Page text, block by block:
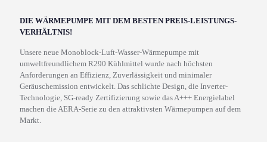
DIE WÄRMEPUMPE MIT DEM BESTEN PREIS-LEISTUNGS-
VERHÄLTNIS!
Unsere neue Monoblock-Luft-Wasser-Wärmepumpe mit
umweltfreundlichem R290 Kühlmittel wurde nach höchsten
Anforderungen an Effizienz, Zuverlässigkeit und minimaler
Geräuschemission entwickelt. Das schlichte Design, die Inverter-
Technologie, SG-ready Zertifizierung sowie das A+++ Energielabel
machen die AERA-Serie zu den attraktivsten Wärmepumpen auf dem
Markt.